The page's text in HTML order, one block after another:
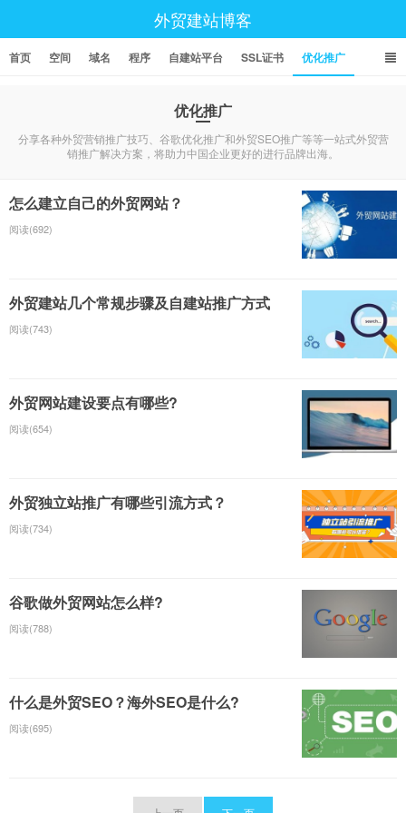
外贸建站博客
首页 空间 域名 程序 自建站平台 SSL证书 优化推广
优化推广
分享各种外贸营销推广技巧、谷歌优化推广和外贸SEO推广等等一站式外贸营
销推广解决方案，将助力中国企业更好的进行品牌出海。
怎么建立自己的外贸网站？
阅读(692)
外贸建站几个常规步骤及自建站推广方式
阅读(743)
外贸网站建设要点有哪些?
阅读(654)
外贸独立站推广有哪些引流方式？
阅读(734)
谷歌做外贸网站怎么样?
阅读(788)
什么是外贸SEO？海外SEO是什么?
阅读(695)